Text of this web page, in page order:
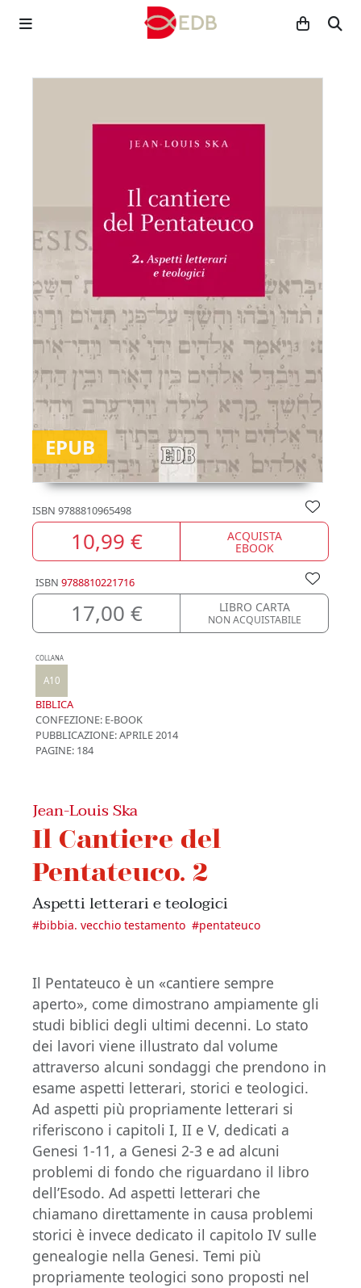
EPUB
ISBN 9788810965498
10,99 € ACQUISTA
EBOOK
ISBN 9788810221716
17,00 € LIBRO CARTA
NON ACQUISTABILE
COLLANA
A10
BIBLICA
CONFEZIONE: E-BOOK
PUBBLICAZIONE:APRILE 2014
PAGINE: 184
Jean-Louis Ska
Il Cantiere del
Pentateuco. 2
Aspetti letterari e teologici
#bibbia. vecchio testamento #pentateuco
Il Pentateuco è un «cantiere sempre
aperto», come dimostrano ampiamente gli
studi biblici degli ultimi decenni. Lo stato
dei lavori viene illustrato dal volume
attraverso alcuni sondaggi che prendono in
esame aspetti letterari, storici e teologici.
Ad aspetti più propriamente letterari si
riferiscono i capitoli I, II e V, dedicati a
Genesi 1-11, a Genesi 2-3 e ad alcuni
problemi di fondo che riguardano il libro
dell’Esodo. Ad aspetti letterari che
chiamano direttamente in causa problemi
storici è invece dedicato il capitolo IV sulle
genealogie nella Genesi. Temi più
propriamente teologici sono proposti nel